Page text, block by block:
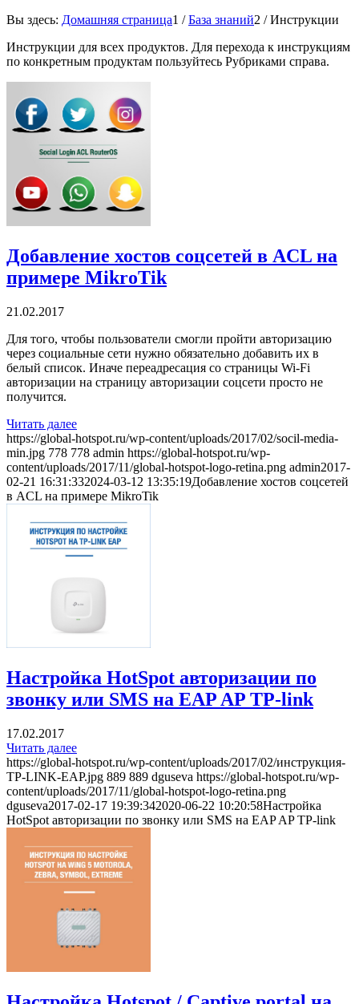
Вы здесь: Домашняя страница1 / База знаний2 / Инструкции
Инструкции для всех продуктов. Для перехода к инструкциям
по конкретным продуктам пользуйтесь Рубриками справа.
Добавление хостов соцсетей в ACL на
примере MikroTik
21.02.2017
Для того, чтобы пользователи смогли пройти авторизацию
через социальные сети нужно обязательно добавить их в
белый список. Иначе переадресация со страницы Wi-Fi
авторизации на страницу авторизации соцсети просто не
получится.
Читать далее
https://global-hotspot.ru/wp-content/uploads/2017/02/socil-media-
min.jpg 778 778 admin https://global-hotspot.ru/wp-
content/uploads/2017/11/global-hotspot-logo-retina.png admin2017-
02-21 16:31:332024-03-12 13:35:19Добавление хостов соцсетей
в ACL на примере MikroTik
Настройка HotSpot авторизации по
звонку или SMS на EAP AP TP-link
17.02.2017
Читать далее
https://global-hotspot.ru/wp-content/uploads/2017/02/инструкция-
TP-LINK-EAP.jpg 889 889 dguseva https://global-hotspot.ru/wp-
content/uploads/2017/11/global-hotspot-logo-retina.png
dguseva2017-02-17 19:39:342020-06-22 10:20:58Настройка
HotSpot авторизации по звонку или SMS на EAP AP TP-link